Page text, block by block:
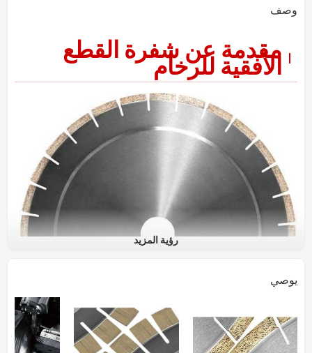
وصف
مقدمة عن شفرة القطع
الأفقية للرخام
رؤية المزيد
يوصي